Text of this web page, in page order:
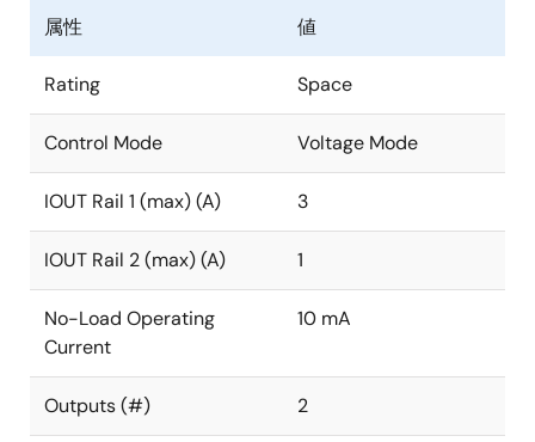
属性 値
Rating Space
Control Mode Voltage Mode
IOUT Rail 1 (max) (A) 3
IOUT Rail 2 (max) (A) 1
No-Load Operating
Current
10 mA
Outputs (#) 2